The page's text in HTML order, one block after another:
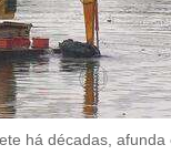
há décadas,